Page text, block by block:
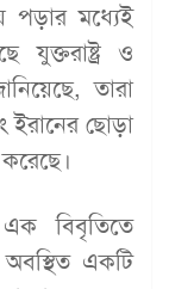
পড়ার মধ্যেই
যুক্তরাষ্ট্র ও
তারা
ইরানের ছোড়া
এক বিবৃতিতে
একটি